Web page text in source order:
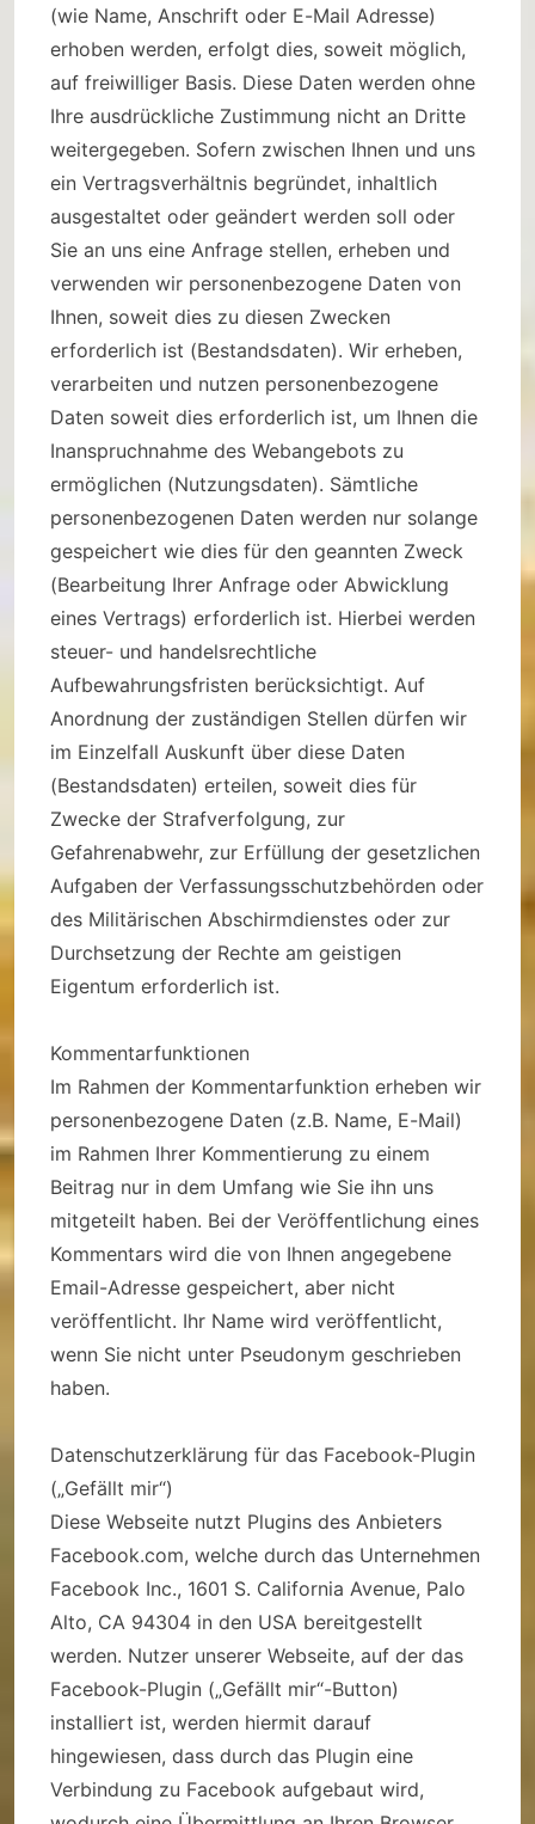
(wie Name, Anschrift oder E-Mail Adresse)
erhoben werden, erfolgt dies, soweit möglich,
auf freiwilliger Basis. Diese Daten werden ohne
Ihre ausdrückliche Zustimmung nicht an Dritte
weitergegeben. Sofern zwischen Ihnen und uns
ein Vertragsverhältnis begründet, inhaltlich
ausgestaltet oder geändert werden soll oder
Sie an uns eine Anfrage stellen, erheben und
verwenden wir personenbezogene Daten von
Ihnen, soweit dies zu diesen Zwecken
erforderlich ist (Bestandsdaten). Wir erheben,
verarbeiten und nutzen personenbezogene
Daten soweit dies erforderlich ist, um Ihnen die
Inanspruchnahme des Webangebots zu
ermöglichen (Nutzungsdaten). Sämtliche
personenbezogenen Daten werden nur solange
gespeichert wie dies für den geannten Zweck
(Bearbeitung Ihrer Anfrage oder Abwicklung
eines Vertrags) erforderlich ist. Hierbei werden
steuer- und handelsrechtliche
Aufbewahrungsfristen berücksichtigt. Auf
Anordnung der zuständigen Stellen dürfen wir
im Einzelfall Auskunft über diese Daten
(Bestandsdaten) erteilen, soweit dies für
Zwecke der Strafverfolgung, zur
Gefahrenabwehr, zur Erfüllung der gesetzlichen
Aufgaben der Verfassungsschutzbehörden oder
des Militärischen Abschirmdienstes oder zur
Durchsetzung der Rechte am geistigen
Eigentum erforderlich ist.
Kommentarfunktionen
Im Rahmen der Kommentarfunktion erheben wir
personenbezogene Daten (z.B. Name, E-Mail)
im Rahmen Ihrer Kommentierung zu einem
Beitrag nur in dem Umfang wie Sie ihn uns
mitgeteilt haben. Bei der Veröffentlichung eines
Kommentars wird die von Ihnen angegebene
Email-Adresse gespeichert, aber nicht
veröffentlicht. Ihr Name wird veröffentlicht,
wenn Sie nicht unter Pseudonym geschrieben
haben.
Datenschutzerklärung für das Facebook-Plugin
(„Gefällt mir“)
Diese Webseite nutzt Plugins des Anbieters
Facebook.com, welche durch das Unternehmen
Facebook Inc., 1601 S. California Avenue, Palo
Alto, CA 94304 in den USA bereitgestellt
werden. Nutzer unserer Webseite, auf der das
Facebook-Plugin („Gefällt mir“-Button)
installiert ist, werden hiermit darauf
hingewiesen, dass durch das Plugin eine
Verbindung zu Facebook aufgebaut wird,